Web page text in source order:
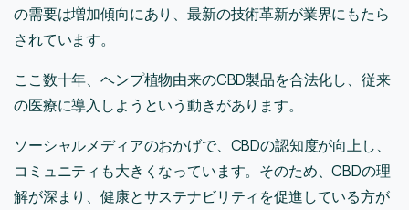
の需要は増加傾向にあり、最新の技術革新が業界にもたら
されています。
ここ数十年、ヘンプ植物由来のCBD製品を合法化し、従来
の医療に導入しようという動きがあります。
ソーシャルメディアのおかげで、CBDの認知度が向上し、
コミュニティも大きくなっています。そのため、CBDの理
解が深まり、健康とサステナビリティを促進している方が